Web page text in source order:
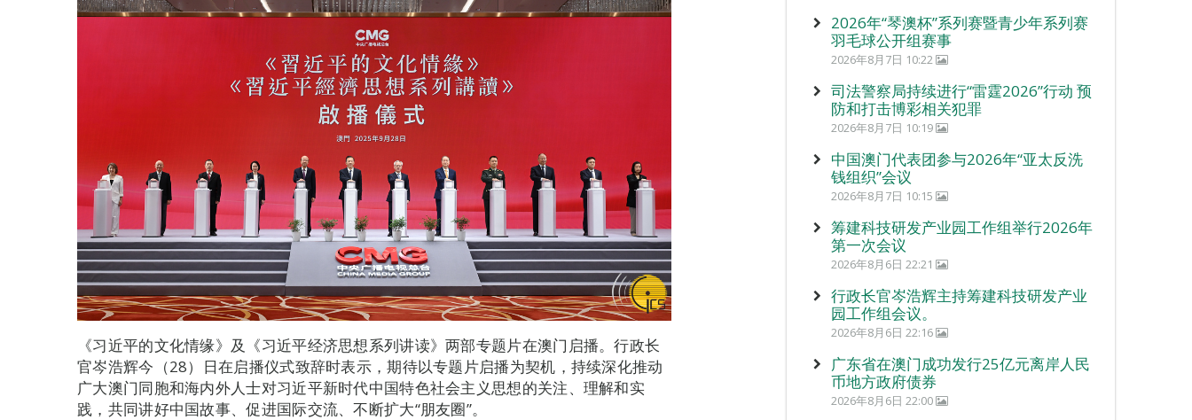
《习近平的文化情缘》及《习近平经济思想系列讲读》两部专题片在澳门启播。行政长
官岑浩辉今（28）日在启播仪式致辞时表示，期待以专题片启播为契机，持续深化推动
广大澳门同胞和海内外人士对习近平新时代中国特色社会主义思想的关注、理解和实
践，共同讲好中国故事、促进国际交流、不断扩大“朋友圈”。
2026年“琴澳杯”系列赛暨青少年系列赛
羽毛球公开组赛事
2026年8月7日 10:22
司法警察局持续进行“雷霆2026”行动 预
防和打击博彩相关犯罪
2026年8月7日 10:19
中国澳门代表团参与2026年“亚太反洗
钱组织”会议
2026年8月7日 10:15
筹建科技研发产业园工作组举行2026年
第一次会议
2026年8月6日 22:21
行政长官岑浩辉主持筹建科技研发产业
园工作组会议。
2026年8月6日 22:16
广东省在澳门成功发行25亿元离岸人民
币地方政府债券
2026年8月6日 22:00